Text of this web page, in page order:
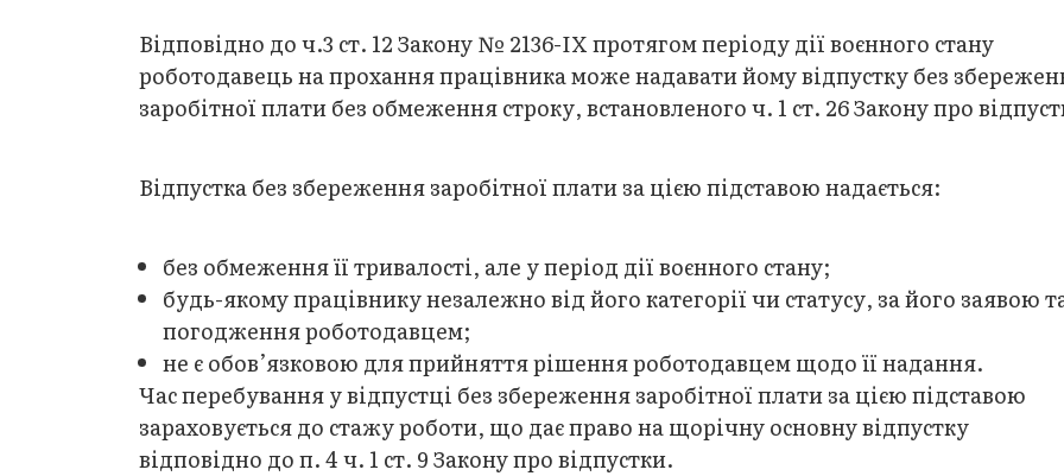
Відповідно до ч.3 ст. 12 Закону № 2136-ІХ протягом періоду дії воєнного стану
роботодавець на прохання працівника може надавати йому відпустку без
заробітної плати без обмеження строку, встановленого ч. 1 ст. 26 Закону про
Відпустка без збереження заробітної плати за цією підставою надається:
без обмеження її тривалості, але у період дії воєнного стану;
будь-якому працівнику незалежно від його категорії чи статусу, за його заявою
погодження роботодавцем;
не є обов’язковою для прийняття рішення роботодавцем щодо її надання.
Час перебування у відпустці без збереження заробітної плати за цією підставою
зараховується до стажу роботи, що дає право на щорічну основну відпустку
відповідно до п. 4 ч. 1 ст. 9 Закону про відпустки.